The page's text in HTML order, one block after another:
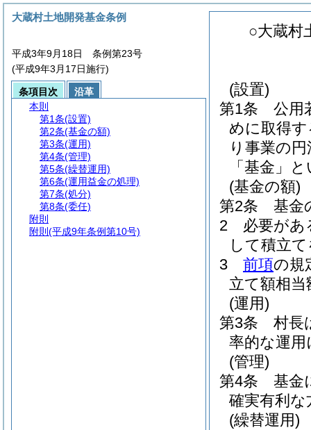
○大蔵村
(設置)
第1条
公用
めに取得
り事業の
「基金」
(基金の額)
第2条
基金
2
必要があ
して積立
3
前項の規
立て額相
(運用)
第3条
村長
率的な運
(管理)
第4条
基金
確実有利
(繰替運用)
大蔵村土地開発基金条例
平成3年9月18日 条例第23号
(平成9年3月17日施行)
条項目次
沿革
本則
第1条(設置)
第2条(基金の額)
第3条(運用)
第4条(管理)
第5条(繰替運用)
第6条(運用益金の処理)
第7条(処分)
第8条(委任)
附則
附則 (平成9年条例第10号)